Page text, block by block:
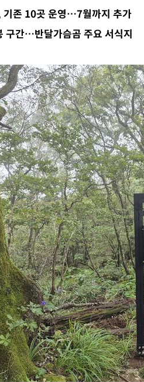
논란' 대한축구협회·축구회관 등 압수수
는 단거리탄도미사일…감시·경계태세 강
쏜 발사체는 탄도미사일 가능성
으로 미상 발사체 발사"
위…한밤 열대야도 계속[내일날씨]
3연전도 폭염 취소…11일 재개
배경엔 美의 대한국 무역적자 있어"
축구협회…초유의 압수수색에 '충격·당황'
최고치 경신…영등포 순간 '40도'
추가 압수수색…내란 중요임무종사 혐의
복…0.26% 오른 801.67 마감
포인트(4.58%) 내린 6296.38 마감
원 내린 1423.8원 마감
리, 스페이스X 로켓 달 충돌 흔적 포착
실패…LAFC는 승부차기 끝 과달라하라
상청 "태풍 지나며 폭염 잠시 꺾인다"
지사 후보 맹공…"공산주의가 최대 위협"
트럼프, '이란 호르무즈 통제권' 수용할까
, 원전 반대 안해…안정 전력 위해 불가
논란' 대한축구협회·축구회관 등 압수
기존 10곳 운영…7월까지 추가
구간…반달가슴곰 주요 서식지